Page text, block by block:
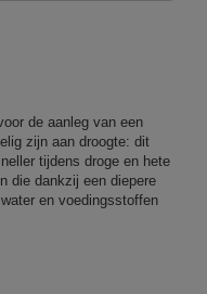
de aanleg van een
zijn aan droogte: dit
tijdens droge en hete
die dankzij een diepere
en voedingsstoffen